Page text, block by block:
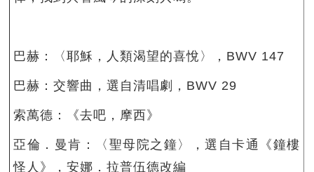
巴赫：〈耶穌，人類渴望的喜悅〉，BWV 147
巴赫：交響曲，選自清唱劇，BWV 29
索萬德：《去吧，摩西》
亞倫．曼肯：〈聖母院之鐘〉，選自卡通《鐘樓
怪人》，安娜．拉普伍德改編